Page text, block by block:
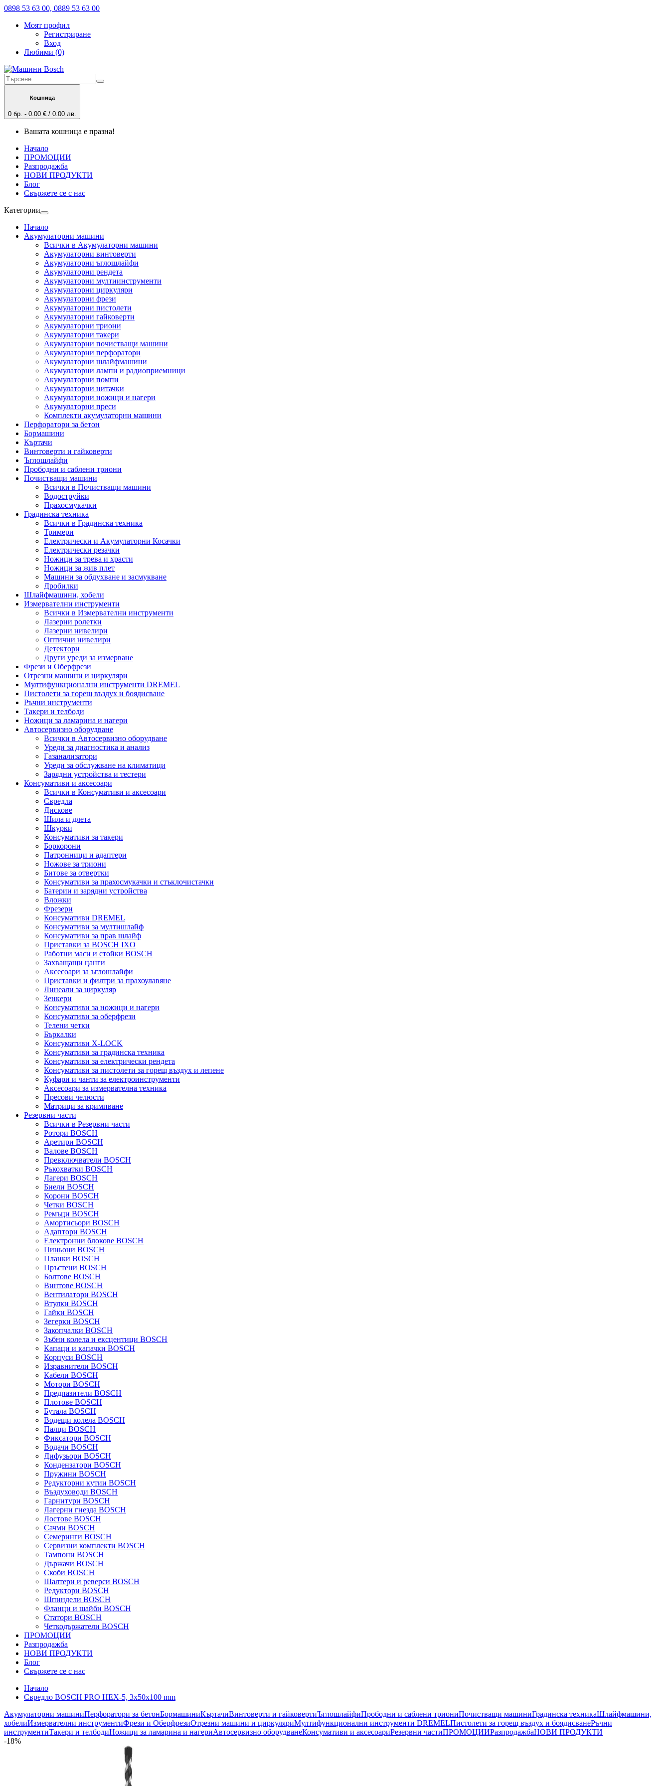
0898 53 63 00, 0889 53 63 00
Моят профил
Регистриране
Вход
Любими (0)
Кошница
0 бр. - 0.00 € / 0.00 лв.
Вашата кошница е празна!
Начало
ПРОМОЦИИ
Разпродажба
НОВИ ПРОДУКТИ
Блог
Свържете се с нас
Категории
Начало
Акумулаторни машини
Всички в Акумулаторни машини
Акумулаторни винтоверти
Акумулаторни ъглошлайфи
Акумулаторни рендета
Акумулаторни мултиинструменти
Акумулаторни циркуляри
Акумулаторни фрези
Акумулаторни пистолети
Акумулаторни гайковерти
Акумулаторни триони
Акумулаторни такери
Акумулаторни почистващи машини
Акумулаторни перфоратори
Акумулаторни шлайфмашини
Акумулаторни лампи и радиоприемници
Акумулаторни помпи
Акумулаторни нитачки
Акумулаторни ножици и нагери
Акумулаторни преси
Комплекти акумулаторни машини
Перфоратори за бетон
Бормашини
Къртачи
Винтоверти и гайковерти
Ъглошлайфи
Прободни и саблени триони
Почистващи машини
Всички в Почистващи машини
Водоструйки
Прахосмукачки
Градинска техника
Всички в Градинска техника
Тримери
Електрически и Акумулаторни Косачки
Електрически резачки
Ножици за трева и храсти
Ножици за жив плет
Машини за обдухване и засмукване
Дробилки
Шлайфмашини, хобели
Измервателни инструменти
Всички в Измервателни инструменти
Лазерни ролетки
Лазерни нивелири
Оптични нивелири
Детектори
Други уреди за измерване
Фрези и Оберфрези
Отрезни машини и циркуляри
Мултифункционални инструменти DREMEL
Пистолети за горещ въздух и боядисване
Ръчни инструменти
Такери и телбоди
Ножици за ламарина и нагери
Автосервизно оборудване
Всички в Автосервизно оборудване
Уреди за диагностика и анализ
Газанализатори
Уреди за обслужване на климатици
Зарядни устройства и тестери
Консумативи и аксесоари
Всички в Консумативи и аксесоари
Свредла
Дискове
Шила и длета
Шкурки
Консумативи за такери
Боркорони
Патронници и адаптери
Ножове за триони
Битове за отвертки
Консумативи за прахосмукачки и стъклочистачки
Батерии и зарядни устройства
Вложки
Фрезери
Консумативи DREMEL
Консумативи за мултишлайф
Консумативи за прав шлайф
Приставки за BOSCH IXO
Работни маси и стойки BOSCH
Захващащи цанги
Аксесоари за ъглошлайфи
Приставки и филтри за прахоулавяне
Линеали за циркуляр
Зенкери
Консумативи за ножици и нагери
Консумативи за оберфрези
Телени четки
Бъркалки
Консумативи X-LOCK
Консумативи за градинска техника
Консумативи за електрически рендета
Консумативи за пистолети за горещ въздух и лепене
Куфари и чанти за електроинструменти
Аксесоари за измервателна техника
Пресови челюсти
Матрици за кримпване
Резервни части
Всички в Резервни части
Ротори BOSCH
Аретири BOSCH
Валове BOSCH
Превключватели BOSCH
Ръкохватки BOSCH
Лагери BOSCH
Биели BOSCH
Корони BOSCH
Четки BOSCH
Ремъци BOSCH
Амортисьори BOSCH
Адаптори BOSCH
Електронни блокове BOSCH
Пиньони BOSCH
Планки BOSCH
Пръстени BOSCH
Болтове BOSCH
Винтове BOSCH
Вентилатори BOSCH
Втулки BOSCH
Гайки BOSCH
Зегерки BOSCH
Закопчалки BOSCH
Зъбни колела и ексцентици BOSCH
Капаци и капачки BOSCH
Корпуси BOSCH
Изравнители BOSCH
Кабели BOSCH
Мотори BOSCH
Предпазители BOSCH
Плотове BOSCH
Бутала BOSCH
Водещи колела BOSCH
Палци BOSCH
Фиксатори BOSCH
Водачи BOSCH
Дифузьори BOSCH
Кондензатори BOSCH
Пружини BOSCH
Редукторни кутии BOSCH
Въздуховоди BOSCH
Гарнитури BOSCH
Лагерни гнезда BOSCH
Лостове BOSCH
Сачми BOSCH
Семеринги BOSCH
Сервизни комплекти BOSCH
Тампони BOSCH
Държачи BOSCH
Скоби BOSCH
Шалтери и реверси BOSCH
Редуктори BOSCH
Шпиндели BOSCH
Фланци и шайби BOSCH
Статори BOSCH
Четкодържатели BOSCH
ПРОМОЦИИ
Разпродажба
НОВИ ПРОДУКТИ
Блог
Свържете се с нас
Начало
Свредло BOSCH PRO HEX-5, 3x50x100 mm
Акумулаторни машиниПерфоратори за бетонБормашиниКъртачиВинтоверти и гайковертиЪглошлайфиПрободни и саблени триониПочистващи машиниГрадинска техникаШлайфмашини,
хобелиИзмервателни инструментиФрези и ОберфрезиОтрезни машини и циркуляриМултифункционални инструменти DREMELПистолети за горещ въздух и боядисванеРъчни
инструментиТакери и телбодиНожици за ламарина и нагериАвтосервизно оборудванеКонсумативи и аксесоариРезервни частиПРОМОЦИИРазпродажбаНОВИ ПРОДУКТИ
-18%